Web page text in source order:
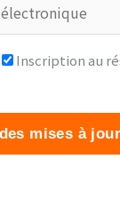
Inscription au